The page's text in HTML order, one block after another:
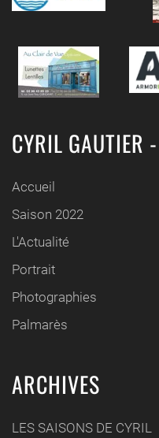
CYRIL GAUTIER
Accueil
Saison 2022
L'Actualité
Portrait
Photographies
Palmarès
ARCHIVES
LES SAISONS DE CYRIL